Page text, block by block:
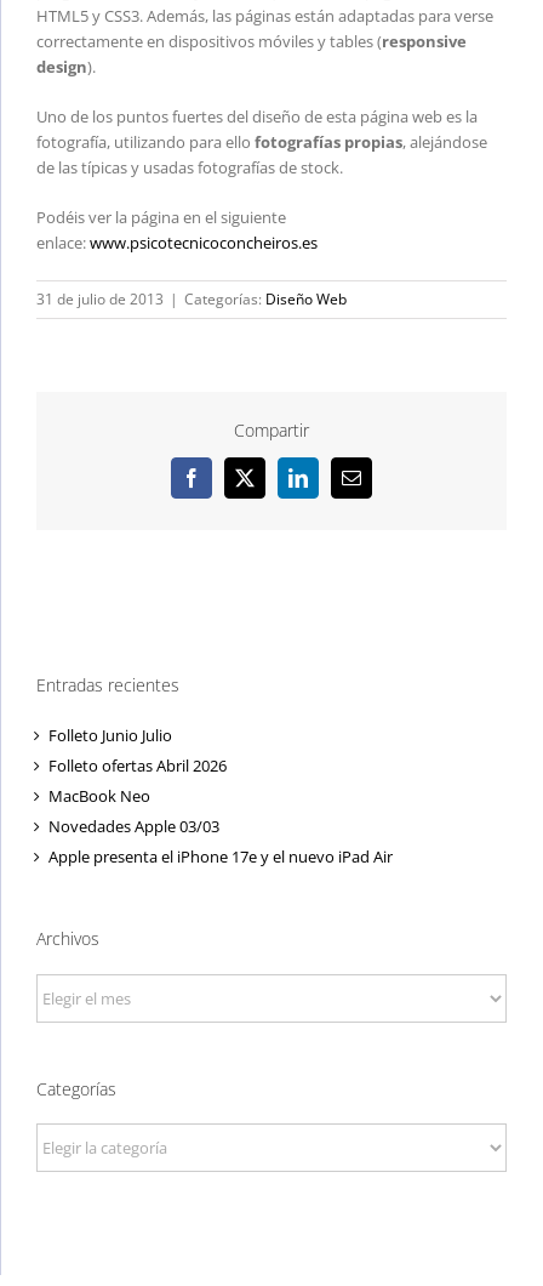
HTML5 y CSS3. Además, las páginas están adaptadas para verse
correctamente en dispositivos móviles y tables (responsive
design).
Uno de los puntos fuertes del diseño de esta página web es la
fotografía, utilizando para ello fotografías propias, alejándose
de las típicas y usadas fotografías de stock.
Podéis ver la página en el siguiente
enlace:www.psicotecnicoconcheiros.es
31 de julio de 2013 | Categorías: Diseño Web
Compartir
Facebook
X LinkedInCorreo
electrónico
Entradas recientes
Folleto Junio Julio
Folleto ofertas Abril 2026
MacBook Neo
Novedades Apple 03/03
Apple presenta el iPhone 17e y el nuevo iPad Air
Archivos
Archivos
Categorías
Categorías